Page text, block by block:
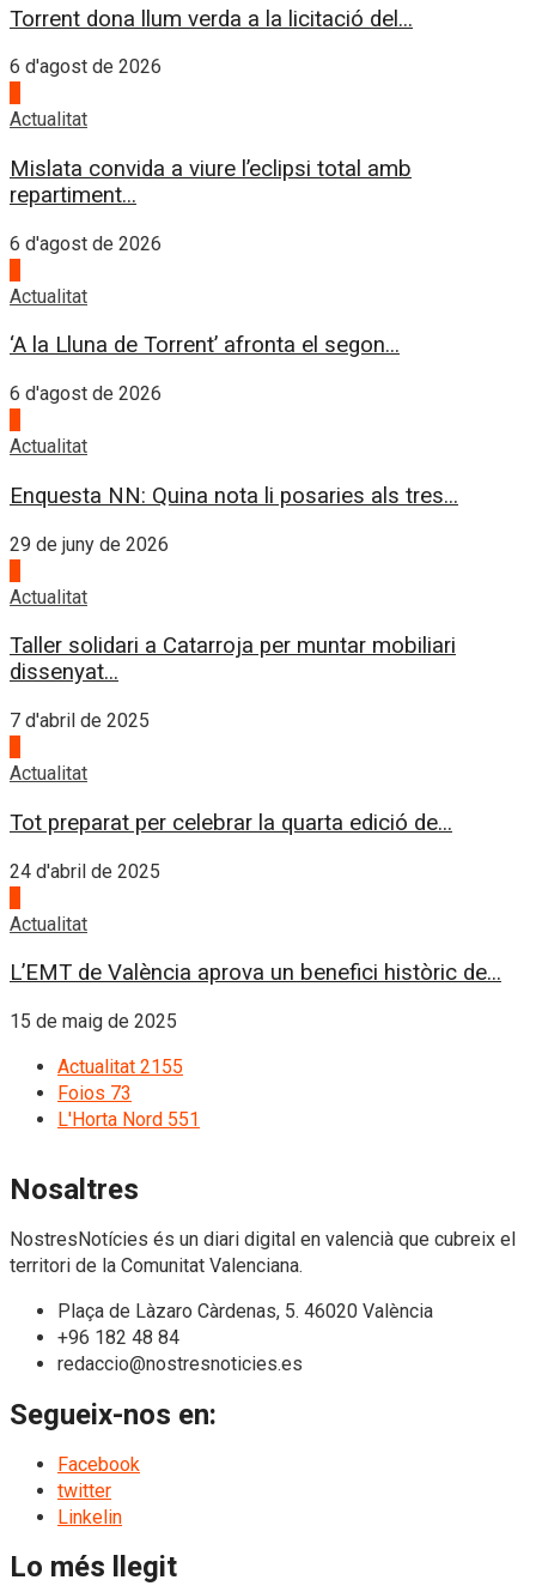
Torrent dona llum verda a la licitació del...
6 d'agost de 2026
Actualitat
Mislata convida a viure l’eclipsi total amb
repartiment...
6 d'agost de 2026
Actualitat
‘A la Lluna de Torrent’ afronta el segon...
6 d'agost de 2026
Actualitat
Enquesta NN: Quina nota li posaries als tres...
29 de juny de 2026
Actualitat
Taller solidari a Catarroja per muntar mobiliari
dissenyat...
7 d'abril de 2025
Actualitat
Tot preparat per celebrar la quarta edició de...
24 d'abril de 2025
Actualitat
L’EMT de València aprova un benefici històric de...
15 de maig de 2025
Actualitat 2155
Foios 73
L'Horta Nord 551
Nosaltres
NostresNotícies és un diari digital en valencià que cubreix el
territori de la Comunitat Valenciana.
Plaça de Làzaro Càrdenas, 5. 46020 València
+96 182 48 84
redaccio@nostresnoticies.es
Segueix-nos en:
Facebook
twitter
Linkelin
Lo més llegit